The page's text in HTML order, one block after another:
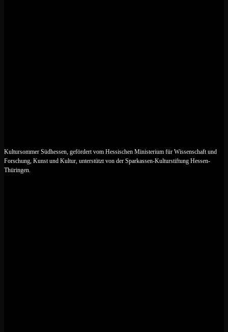
Kultursommer Südhessen, gefördert vom Hessischen Ministerium für Wissenschaft und
Forschung, Kunst und Kultur, unterstützt von der Sparkassen-Kulturstiftung Hessen-
Thüringen.